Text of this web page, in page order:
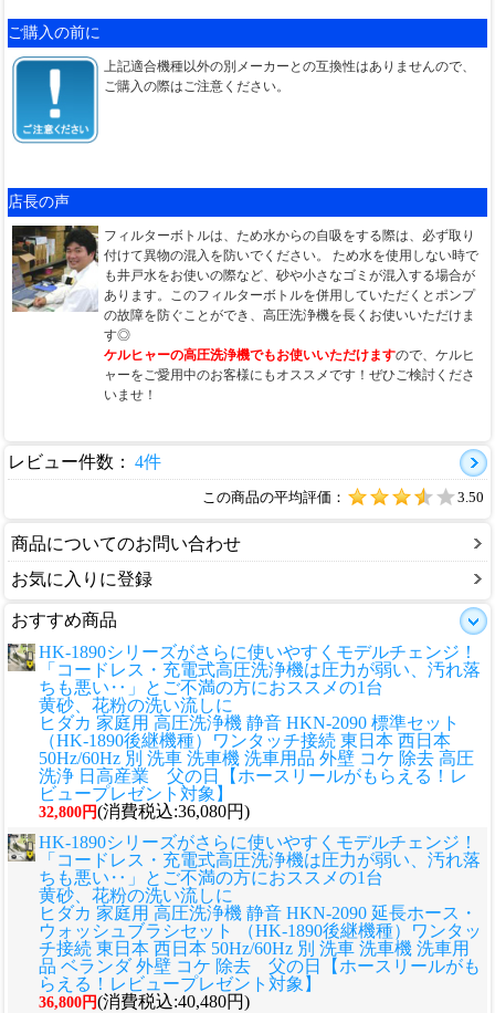
ご購入の前に
上記適合機種以外の別メーカーとの互換性はありませんので、
ご購入の際はご注意ください。
店長の声
フィルターボトルは、ため水からの自吸をする際は、必ず取り
付けて異物の混入を防いでください。 ため水を使用しない時で
も井戸水をお使いの際など、砂や小さなゴミが混入する場合が
あります。このフィルターボトルを併用していただくとポンプ
の故障を防ぐことができ、高圧洗浄機を長くお使いいただけま
す◎
ケルヒャーの高圧洗浄機でもお使いいただけますので、ケルヒ
ャーをご愛用中のお客様にもオススメです！ぜひご検討くださ
いませ！
レビュー件数： 4件
この商品の平均評価： 3.50
商品についてのお問い合わせ
お気に入りに登録
おすすめ商品
HK-1890シリーズがさらに使いやすくモデルチェンジ！
「コードレス・充電式高圧洗浄機は圧力が弱い、汚れ落
ちも悪い‥」とご不満の方におススメの1台
黄砂、花粉の洗い流しに
ヒダカ 家庭用 高圧洗浄機 静音 HKN-2090 標準セット
（HK-1890後継機種）ワンタッチ接続 東日本 西日本
50Hz/60Hz 別 洗車 洗車機 洗車用品 外壁 コケ 除去 高圧
洗浄 日高産業 父の日【ホースリールがもらえる！レ
ビュープレゼント対象】
32,800円(消費税込:36,080円)
HK-1890シリーズがさらに使いやすくモデルチェンジ！
「コードレス・充電式高圧洗浄機は圧力が弱い、汚れ落
ちも悪い‥」とご不満の方におススメの1台
黄砂、花粉の洗い流しに
ヒダカ 家庭用 高圧洗浄機 静音 HKN-2090 延長ホース・
ウォッシュブラシセット （HK-1890後継機種）ワンタッ
チ接続 東日本 西日本 50Hz/60Hz 別 洗車 洗車機 洗車用
品 ベランダ 外壁 コケ 除去 父の日【ホースリールがも
らえる！レビュープレゼント対象】
36,800円(消費税込:40,480円)